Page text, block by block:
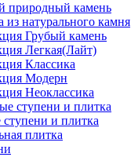
природный камень
из натурального камня
Грубый камень
Легкая(Лайт)
Классика
Модерн
Неоклассика
и плитка
плитка